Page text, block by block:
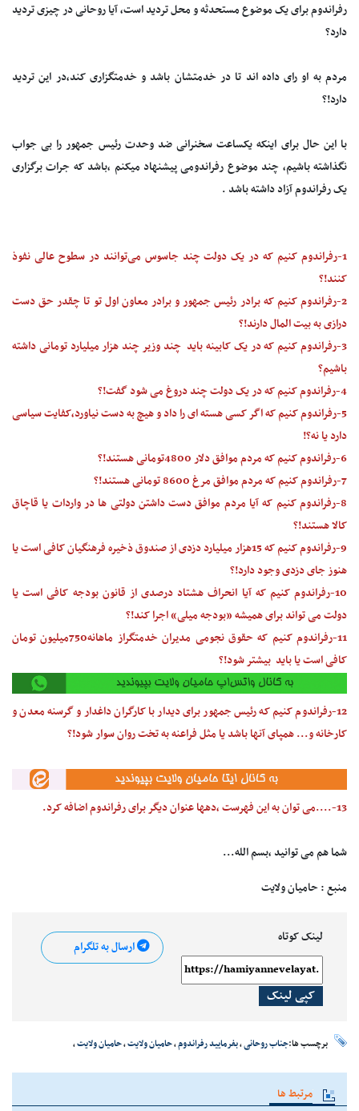
رفراندوم برای یک موضوع مستحدثه و محل تردید است، آیا روحانی در چیزی تردید
دارد؟
مردم به او رای داده اند تا در خدمتشان باشد و خدمتگزاری کند،در این تردید
دارد!؟
با این حال برای اینکه یکساعت سخنرانی ضد وحدت رئیس جمهور را بی جواب
نگذاشته باشیم، چند موضوع رفراندومی پیشنهاد میکنم ،باشد که جرات برگزاری
یک رفراندوم آزاد داشته باشد .
1-رفراندوم کنیم که در یک دولت چند جاسوس می‌توانند در سطوح عالی نفوذ
کنند!؟
2-رفراندوم کنیم که برادر رئیس جمهور و برادر معاون اول تو تا چقدر حق دست
درازی به بیت المال دارند!؟
3-رفراندوم کنیم که در یک کابینه باید چند وزیر چند هزار میلیارد تومانی داشته
باشیم؟
4-رفراندوم کنیم که در یک دولت چند دروغ می شود گفت!؟
5-رفراندوم کنیم که اگر کسی هسته ای را داد و هیچ به دست نیاورد،کفایت سیاسی
دارد یا نه؟!
6-رفراندوم کنیم که مردم موافق دلار 4800تومانی هستند!؟
7-رفراندوم کنیم که مردم موافق مرغ 8600 تومانی هستند!؟
8-رفراندوم کنیم که آیا مردم موافق دست داشتن دولتی ها در واردات یا قاچاق
کالا هستند!؟
9-رفراندوم کنیم که 15هزار میلیارد دزدی از صندوق ذخیره فرهنگیان کافی است یا
هنوز جای دزدی وجود دارد!؟
10-رفراندوم کنیم که آیا انحراف هشتاد درصدی از قانون بودجه کافی است یا
دولت می تواند برای همیشه «بودجه میلی» اجرا کند!؟
11-رفراندوم کنیم که حقوق نجومی مدیران خدمتگراز ماهانه750میلیون تومان
کافی است یا باید بیشتر شود!؟
12-رفراندوم کنیم که رئیس جمهور برای دیدار با کارگران داغدار و گرسنه معدن و
کارخانه و... همپای آنها باشد یا مثل فراعنه به تخت روان سوار شود!؟
13-....می توان به این فهرست ،دهها عنوان دیگر برای رفراندوم اضافه کرد.
شما هم می توانید ،بسم الله...
منبع : حامیان ولایت
لینک کوتاه
کپی لینک
ارسال به تلگرام
برچسب ها:جناب روحانی،بفرمایید رفراندوم،حامیان ولایت،حامیان ولایت،
مرتبط ها